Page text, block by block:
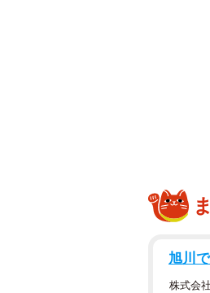
旭川
株式会